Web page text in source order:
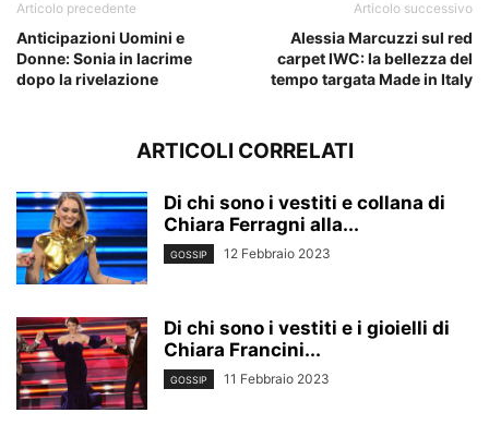
Articolo precedente
Anticipazioni Uomini e
Donne: Sonia in lacrime
dopo la rivelazione
Articolo successivo
Alessia Marcuzzi sul red
carpet IWC: la bellezza del
tempo targata Made in Italy
ARTICOLI CORRELATI
Di chi sono i vestiti e collana di
Chiara Ferragni alla...
GOSSIP 12 Febbraio 2023
Di chi sono i vestiti e i gioielli di
Chiara Francini...
GOSSIP 11 Febbraio 2023